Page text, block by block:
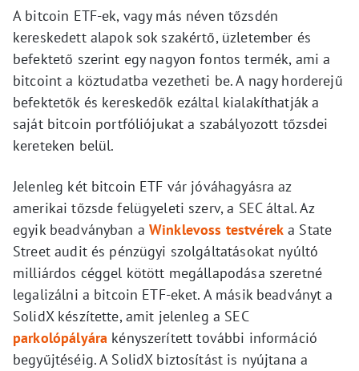
A bitcoin ETF-ek, vagy más néven tőzsdén
kereskedett alapok sok szakértő, üzletember és
befektető szerint egy nagyon fontos termék, ami a
bitcoint a köztudatba vezetheti be. A nagy horderejű
befektetők és kereskedők ezáltal kialakíthatják a
saját bitcoin portfóliójukat a szabályozott tőzsdei
kereteken belül.
Jelenleg két bitcoin ETF vár jóváhagyásra az
amerikai tőzsde felügyeleti szerv, a SEC által. Az
egyik beadványban a Winklevoss testvérek a State
Street audit és pénzügyi szolgáltatásokat nyúltó
milliárdos céggel kötött megállapodása szeretné
legalizálni a bitcoin ETF-eket. A másik beadványt a
SolidX készítette, amit jelenleg a SEC
parkolópályára kényszerített további információ
begyűjtéséig. A SolidX biztosítást is nyújtana a